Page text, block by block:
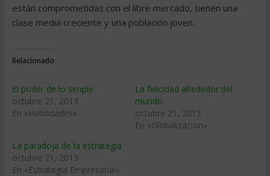
están comprometidas con el libre mercado, tienen una
clase media creciente y una población joven.
Relacionado
El poder de lo simple
octubre 21, 2013
En «Habilidades»
La felicidad alrededor del
mundo
octubre 21, 2013
En «Globalizacion»
La paradoja de la estrategia
octubre 21, 2013
En «Estrategia Empresarial»